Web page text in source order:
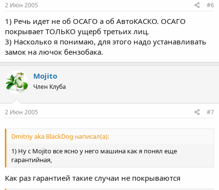
2 Июн 2005 #6
1) Речь идет не об ОСАГО а об АвтоКАСКО. ОСАГО
покрывает ТОЛЬКО ущерб третьих лиц.
3) Насколько я понимаю, для этого надо устанавливать
замок на лючок бензобака.
Mojito
Член Клуба
2 Июн 2005 #7
Dmitriy aka BlackDog написал(а):
1) Ну с Mojito все ясно у него машина как я понял еще
гарантийная,
Как раз гарантией такие случаи не покрываются